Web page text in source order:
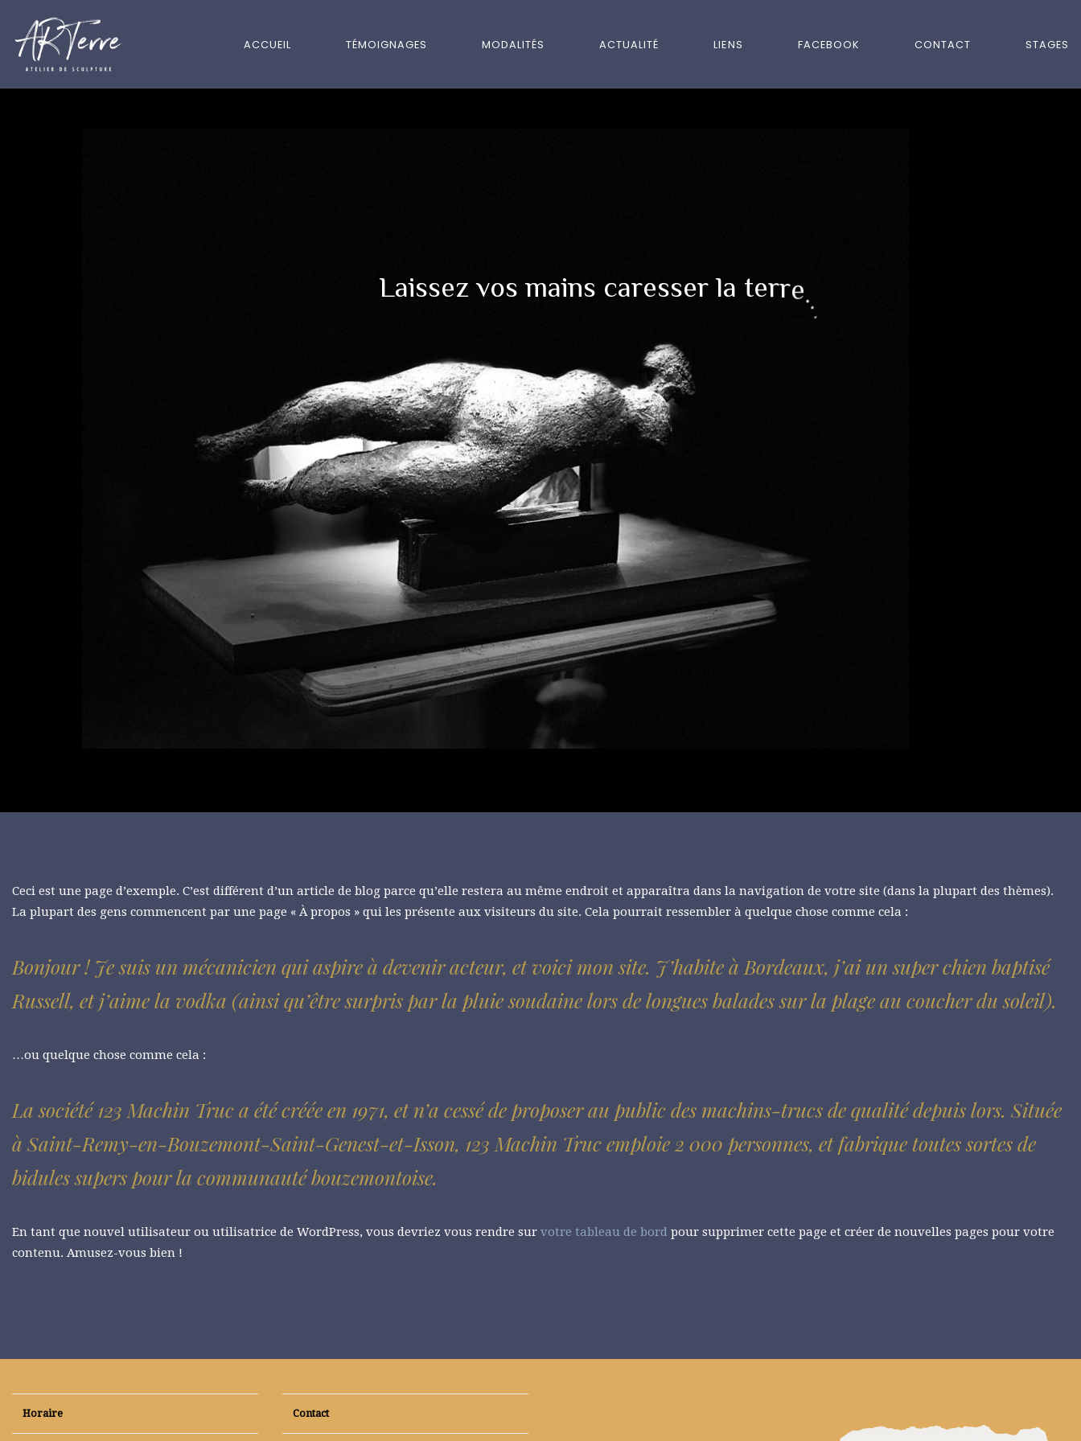
ACCUEIL TÉMOIGNAGES MODALITÉS ACTUALITÉ LIENS FACEBOOK CONTACT STAGES
Laissezvosmains caresserla terre.
Ceci est une page d’exemple. C’est différent d’un article de blog parce qu’elle restera au même endroit et apparaîtra dans la navigation de votre site (dans la plupart des thèmes).
La plupart des gens commencent par une page « À propos » qui les présente aux visiteurs du site. Cela pourrait ressembler à quelque chose comme cela :
Bonjour ! Je suis un mécanicien qui aspire à devenir acteur, et voici mon site. J’habite à Bordeaux, j’ai un super chien baptisé
Russell, et j’aime la vodka (ainsi qu’être surpris par la pluie soudaine lors de longues balades sur la plage au coucher du soleil).
…ou quelque chose comme cela :
La société 123 Machin Truc a été créée en 1971, et n’a cessé de proposer au public des machins-trucs de qualité depuis lors. Située
à Saint-Remy-en-Bouzemont-Saint-Genest-et-Isson, 123 Machin Truc emploie 2 000 personnes, et fabrique toutes sortes de
bidules supers pour la communauté bouzemontoise.
En tant que nouvel utilisateur ou utilisatrice de WordPress, vous devriez vous rendre sur votre tableau de bord pour supprimer cette page et créer de nouvelles pages pour votre
contenu. Amusez-vous bien !
Horaire Contact